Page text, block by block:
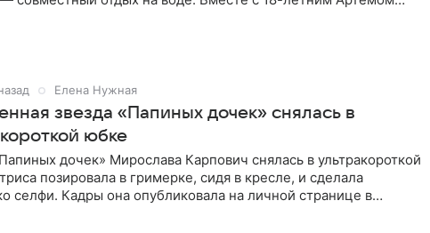
Елена Нужная
звезда «Папиных дочек» снялась в
юбке
дочек» Мирослава Карпович снялась в ультракороткой
позировала в гримерке, сидя в кресле, и сделала
селфи. Кадры она опубликовала на личной странице в